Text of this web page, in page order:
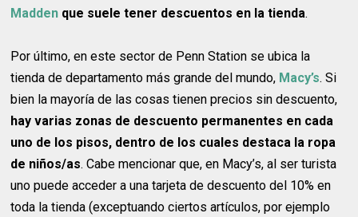
Madden que suele tener descuentos en la tienda.
Por último, en este sector de Penn Station se ubica la
tienda de departamento más grande del mundo, Macy’s. Si
bien la mayoría de las cosas tienen precios sin descuento,
hay varias zonas de descuento permanentes en cada
uno de los pisos, dentro de los cuales destaca la ropa
de niños/as. Cabe mencionar que, en Macy’s, al ser turista
uno puede acceder a una tarjeta de descuento del 10% en
toda la tienda (exceptuando ciertos artículos, por ejemplo